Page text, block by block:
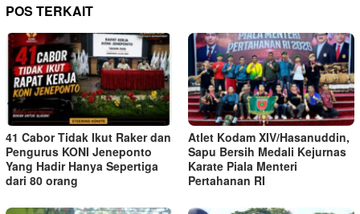
POS TERKAIT
41 Cabor Tidak Ikut Raker dan
Pengurus KONI Jeneponto
Yang Hadir Hanya Sepertiga
dari 80 orang
Atlet Kodam XIV/Hasanuddin,
Sapu Bersih Medali Kejurnas
Karate Piala Menteri
Pertahanan RI